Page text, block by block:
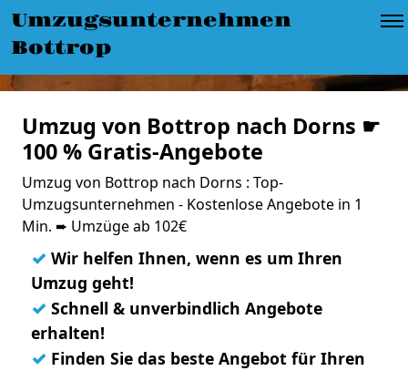
Umzugsunternehmen
Bottrop
Umzug von Bottrop nach Dorns ☛
100 % Gratis-Angebote
Umzug von Bottrop nach Dorns : Top-
Umzugsunternehmen - Kostenlose Angebote in 1
Min. ➨ Umzüge ab 102€
✓ Wir helfen Ihnen, wenn es um Ihren
Umzug geht!
✓ Schnell & unverbindlich Angebote
erhalten!
✓ Finden Sie das beste Angebot für Ihren